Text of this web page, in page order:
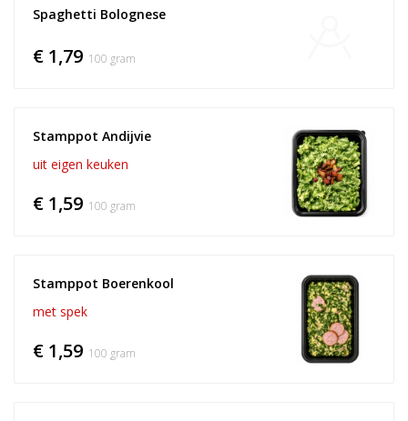
Spaghetti Bolognese
€ 1,79 100 gram
Stamppot Andijvie
uit eigen keuken
€ 1,59 100 gram
Stamppot Boerenkool
met spek
€ 1,59 100 gram